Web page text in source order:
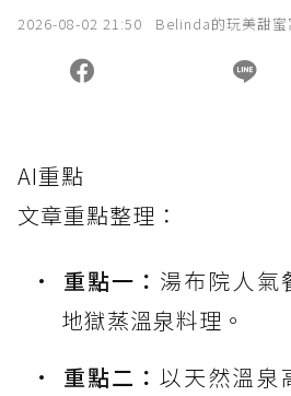
2026-08-02 21:50 Belinda的玩美甜蜜
AI重點
文章重點整理：
重點一： 湯布院人氣
地獄蒸溫泉料理。
重點二：以天然溫泉